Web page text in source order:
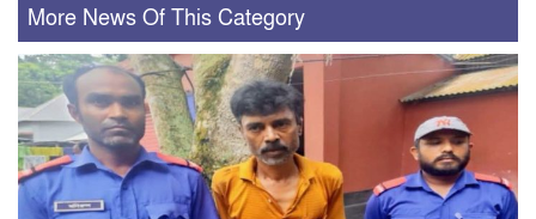
More News Of This Category